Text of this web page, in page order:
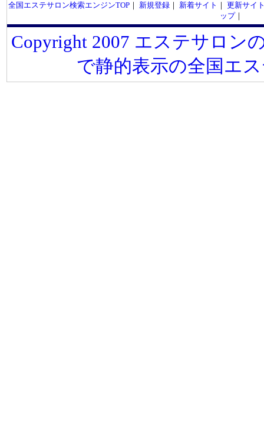
全国エステサロン検索エンジンTOP｜ 新規登録｜ 新着サイト ｜ 更新サイ
ップ｜
Copyright 2007 エステサロン
で静的表示の全国エ